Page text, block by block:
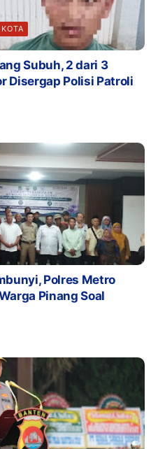
Subuh, 2 dari 3
Disergap Polisi Patroli
Polres Metro
Pinang Soal